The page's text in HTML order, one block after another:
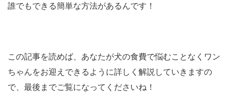
誰でもできる簡単な方法があるんです！
この記事を読めば、あなたが犬の食費で悩むことなくワン
ちゃんをお迎えできるように詳しく解説していきますの
で、最後までご覧になってくださいね！